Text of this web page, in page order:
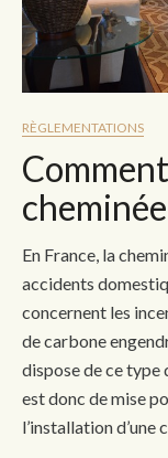
RÈGLEMENTATIONS
En France, la
accidents
concernent les
de carbone
dispose de ce type
est donc de mise
l’installation d’une